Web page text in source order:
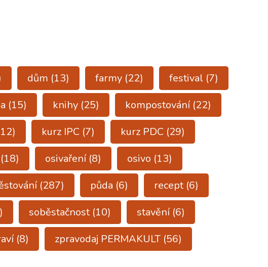
dům (13) farmy (22) festival (7)
(15) knihy(25) kompostování(22)
kurz IPC (7) kurz PDC (29)
osivaření(8) osivo (13)
(287) půda (6) recept(6)
soběstačnost(10) stavění(6)
(8) zpravodaj PERMAKULT(56)